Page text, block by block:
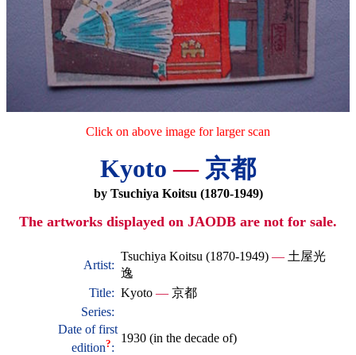
Click on above image for larger scan
Kyoto—京都
by Tsuchiya Koitsu (1870-1949)
The artworks displayed on JAODB are not for sale.
Artist:
Tsuchiya Koitsu (1870-1949) — 土屋光
逸
Title: Kyoto — 京都
Series:
Date of first
edition?:
1930 (in the decade of)